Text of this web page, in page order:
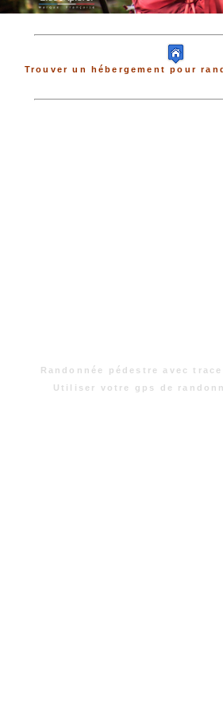
Trouver un hébergement pour
Randonnée pédestre avec
Utiliser votre gps de